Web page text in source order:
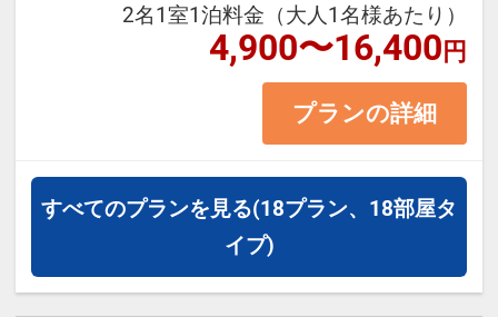
しており、お客様の目を楽しめる作
りとなっております。
≪お部屋タイプ≫スーペリアシング
※1ベッドです。2名様で1室をご予
約の場合、おふたりでベッド1台を
ご利用いただきます。
2名1室1泊料金（大人1名様あたり）
4,900〜16,400円
プランの詳細
すべてのプランを見る(18プラン、18部屋タ
イプ)